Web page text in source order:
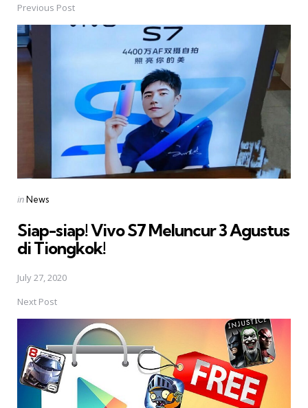
Post
navigation
Previous Post
Posted
inNews
Siap-siap! Vivo S7 Meluncur 3 Agustus
di Tiongkok!
July 27, 2020
Next Post